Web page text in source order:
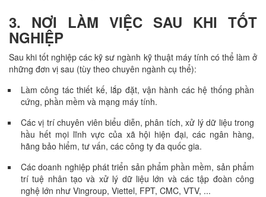
3. NƠI LÀM VIỆC SAU KHI TỐT
NGHIỆP
Sau khi tốt nghiệp các kỹ sư ngành kỹ thuật máy tính có thể làm ở
những đơn vị sau (tùy theo chuyên ngành cụ thể):
Làm công tác thiết kế, lắp đặt, vận hành các hệ thống phần
cứng, phần mềm và mạng máy tính.
Các vị trí chuyên viên biểu diễn, phân tích, xử lý dữ liệu trong
hầu hết mọi lĩnh vực của xã hội hiện đại, các ngân hàng,
hãng bảo hiểm, tư vấn, các công ty đa quốc gia.
Các doanh nghiệp phát triển sản phẩm phần mềm, sản phẩm
trí tuệ nhân tạo và xử lý dữ liệu lớn và các tập đoàn công
nghệ lớn như Vingroup, Viettel, FPT, CMC, VTV, ...